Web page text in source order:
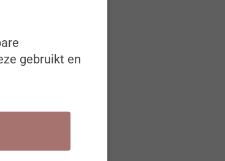
gebruikt en